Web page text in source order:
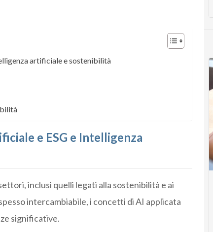
artificiale e sostenibilità
e ESG e Intelligenza
inclusi quelli legati alla sostenibilità e ai
intercambiabile, i concetti di AI applicata
significative.